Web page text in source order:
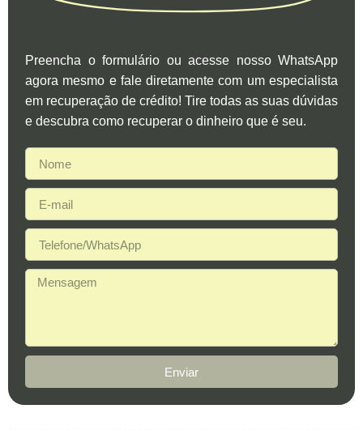
Preencha o formulário ou acesse nosso WhatsApp
agora mesmo e fale diretamente com um especialista
em recuperação de crédito! Tire todas as suas dúvidas
e descubra como recuperar o dinheiro que é seu.
Enviar